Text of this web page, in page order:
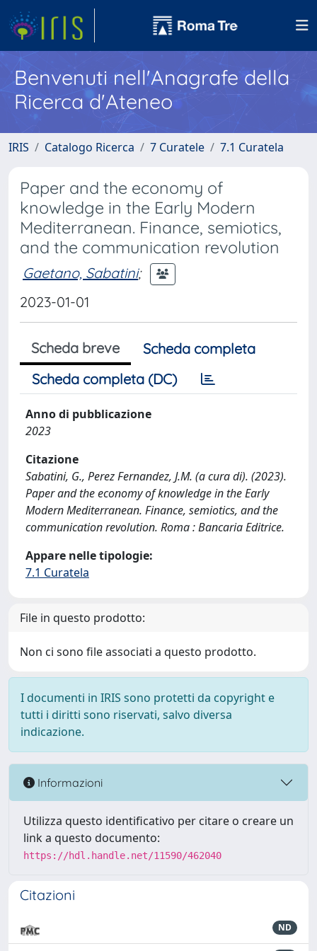
Benvenuti nell'Anagrafe della
Ricerca d'Ateneo
IRIS Catalogo Ricerca 7 Curatele 7.1 Curatela
Paper and the economy of
knowledge in the Early Modern
Mediterranean. Finance, semiotics,
and the communication revolution
Gaetano, Sabatini;
2023-01-01
Scheda breve
Scheda completa
Scheda completa (DC)
Anno di pubblicazione
2023
Citazione
Sabatini, G., Perez Fernandez, J.M. (a cura di). (2023).
Paper and the economy of knowledge in the Early
Modern Mediterranean. Finance, semiotics, and the
communication revolution. Roma : Bancaria Editrice.
Appare nelle tipologie:
7.1 Curatela
File in questo prodotto:
Non ci sono file associati a questo prodotto.
I documenti in IRIS sono protetti da copyright e
tutti i diritti sono riservati, salvo diversa
indicazione.
Informazioni
Utilizza questo identificativo per citare o creare un
link a questo documento:
https://hdl.handle.net/11590/462040
Citazioni
ND